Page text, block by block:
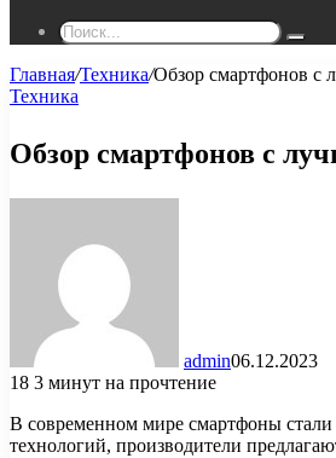
Главная/Техника/Обзор смартфонов с
Техника
Обзор смартфонов с
admin06.12.2023
18 3 минут на прочтение
В современном мире смартфоны стали
технологий, производители